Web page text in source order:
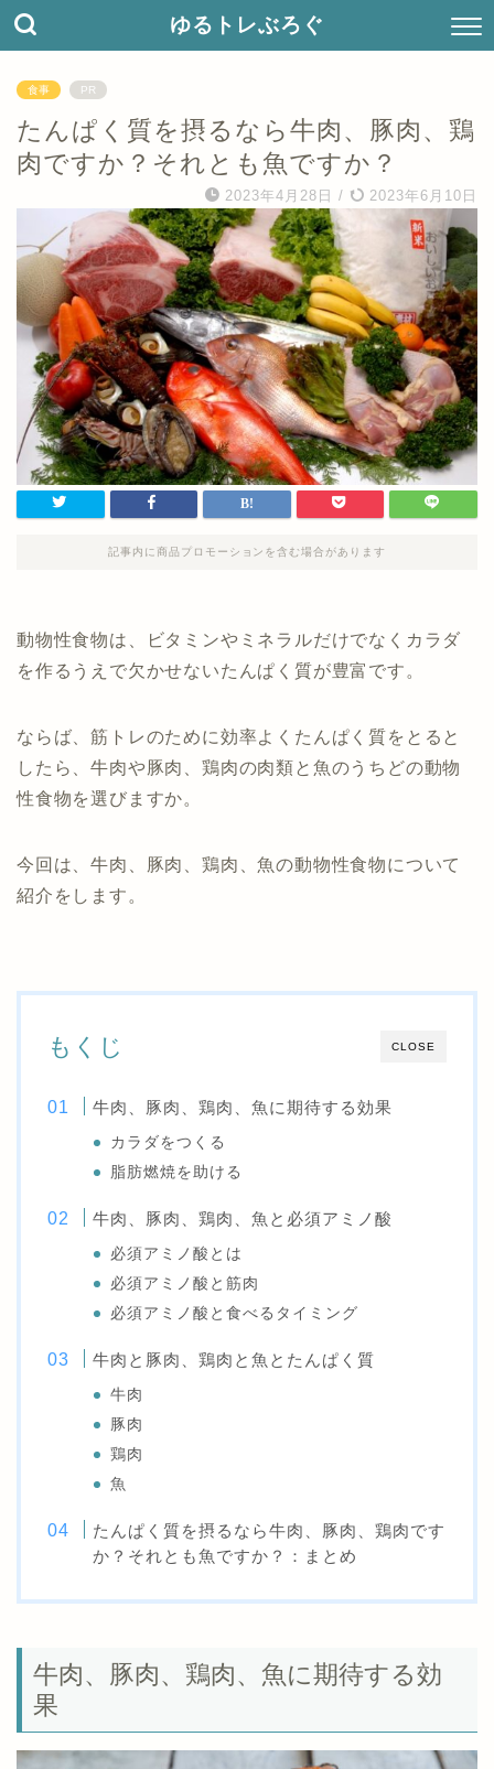
ゆるトレぶろぐ
食事 PR
たんぱく質を摂るなら牛肉、豚肉、鶏
肉ですか？それとも魚ですか？
2023年4月28日 / 2023年6月10日
記事内に商品プロモーションを含む場合があります
動物性食物は、ビタミンやミネラルだけでなくカラダ
を作るうえで欠かせないたんぱく質が豊富です。
ならば、筋トレのために効率よくたんぱく質をとると
したら、牛肉や豚肉、鶏肉の肉類と魚のうちどの動物
性食物を選びますか。
今回は、牛肉、豚肉、鶏肉、魚の動物性食物について
紹介をします。
CLOSE
もくじ
牛肉、豚肉、鶏肉、魚に期待する効果
カラダをつくる
脂肪燃焼を助ける
牛肉、豚肉、鶏肉、魚と必須アミノ酸
必須アミノ酸とは
必須アミノ酸と筋肉
必須アミノ酸と食べるタイミング
牛肉と豚肉、鶏肉と魚とたんぱく質
牛肉
豚肉
鶏肉
魚
たんぱく質を摂るなら牛肉、豚肉、鶏肉です
か？それとも魚ですか？：まとめ
牛肉、豚肉、鶏肉、魚に期待する効
果